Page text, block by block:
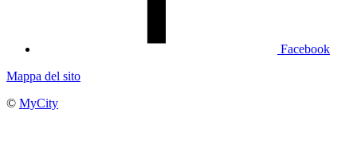
Facebook
Mappa del sito
© MyCity